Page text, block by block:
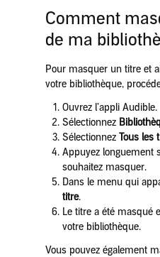
Comment
de ma
Pour masquer un titre et
votre bibliothèque,
Ouvrez l’appli Audible.
Sélectionnez
Sélectionnez Tous les
Appuyez longuement
souhaitez masquer.
Dans le menu qui
titre.
Le titre a été masqué
votre bibliothèque.
Vous pouvez également